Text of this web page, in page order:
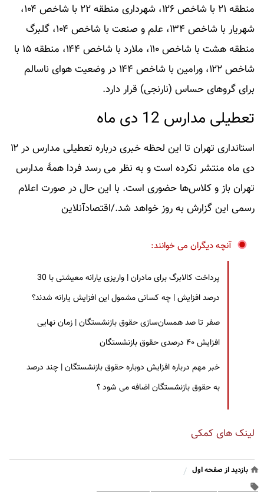
منطقه ۲۱ با شاخص ۱۲۶، شهرداری منطقه ۲۲ با شاخص ۱۰۴،
شهریار با شاخص ۱۳۴، علم و صنعت با شاخص ۱۰۴، گلبرگ
منطقه هشت با شاخص ۱۱۰، ملارد با شاخص ۱۴۴، منطقه ۱۵ با
شاخص ۱۲۲، ورامین با شاخص ۱۴۴ در وضعیت هوای ناسالم
برای گروهای حساس (نارنجی) قرار دارد.
تعطیلی مدارس 12 دی ماه
استانداری تهران تا این لحظه خبری درباره تعطیلی مدارس در ۱۲
دی ماه منتشر نکرده است و به نظر می رسد فردا همۀ مدارس
تهران باز و کلاس‌ها حضوری است. با این حال در صورت اعلام
رسمی این گزارش به روز خواهد شد./اقتصادآنلاین
آنچه دیگران می خوانند:
پرداخت کالابرگ برای مادران | واریزی یارانه معیشتی با 30
درصد افزایش | چه کسانی مشمول این افزایش یارانه شدند؟
صفر تا صد همسان‌سازی حقوق بازنشستگان | زمان نهایی
افزایش ۴۰ درصدی حقوق بازنشستگان
خبر مهم درباره افزایش دوباره حقوق بازنشستگان | چند درصد
به حقوق بازنشستگان اضافه می شود ؟
لینک های کمکی
بازدید از صفحه اول /